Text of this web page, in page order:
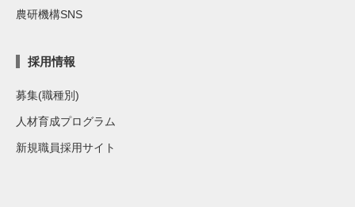
農研機構SNS
採用情報
募集(職種別)
人材育成プログラム
新規職員採用サイト